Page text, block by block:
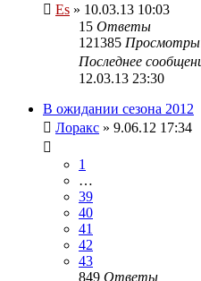
Es » 10.03.13 10:03
15 Ответы
121385 Просмотры
Последнее
12.03.13 23:30
В ожидании сезона 2012
Лоракс » 9.06.12 17:34
1
…
39
40
41
42
43
849 Ответы